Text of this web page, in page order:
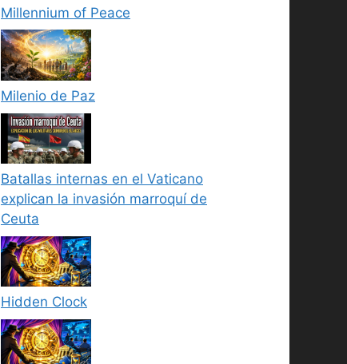
Millennium of Peace
Milenio de Paz
Batallas internas en el Vaticano
explican la invasión marroquí de
Ceuta
Hidden Clock